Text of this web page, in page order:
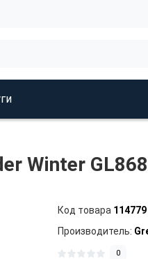
Winter
Код товара 114779
Производитель:
0